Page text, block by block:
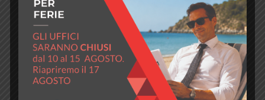
L’interazione tra norme ISO e
altre organizzazioni di
standardizzazione
Le norme ISO interagiscono con altre organizzazioni di
standardizzazione, come la Commissione elettrotecnica
internazionale (IEC), l’Unione internazionale delle